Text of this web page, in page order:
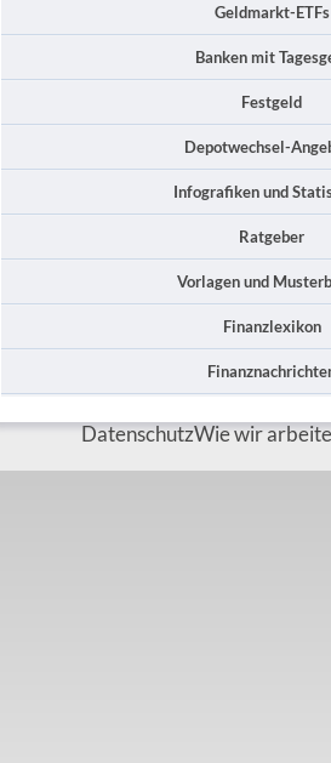
Geldmarkt-ETFs
Banken mit
Festgeld
Depotwechsel-
Infografiken und
Ratgeber
Vorlagen und
Finanzlexikon
DatenschutzWie wir